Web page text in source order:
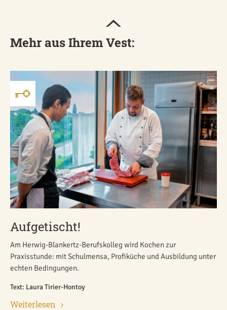
Mehr aus Ihrem Vest:
Aufgetischt!
Am Herwig-Blankertz-Berufskolleg wird Kochen zur
Praxisstunde: mit Schulmensa, Profiküche und Ausbildung unter
echten Bedingungen.
Text: Laura Tirier-Hontoy
Weiterlesen